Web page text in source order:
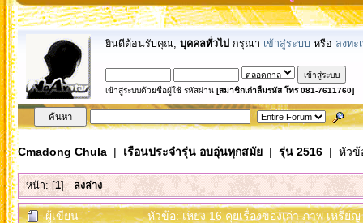
ยินดีต้อนรับคุณ, บุคคลทั่วไป กรุณา เข้าสู่ระบบ หรือ ลงทะ
เข้าสู่ระบบด้วยชื่อผู้ใช้ รหัสผ่าน [สมาชิกเก่าลืมรหัส โทร 081-7611760]
Cmadong Chula| เรือนประจำรุ่น อบอุ่นทุกสมัย| รุ่น 2516| หัวข้
หน้า: [1] ลงล่าง
ผู้เขียน หัวข้อ: เหยง 16 คุยเรื่องของเก่า ภาพ เหรี